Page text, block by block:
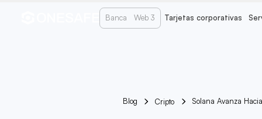
Banca Web 3 Tarjetas corporativas
Blog Cripto Solana Avanza